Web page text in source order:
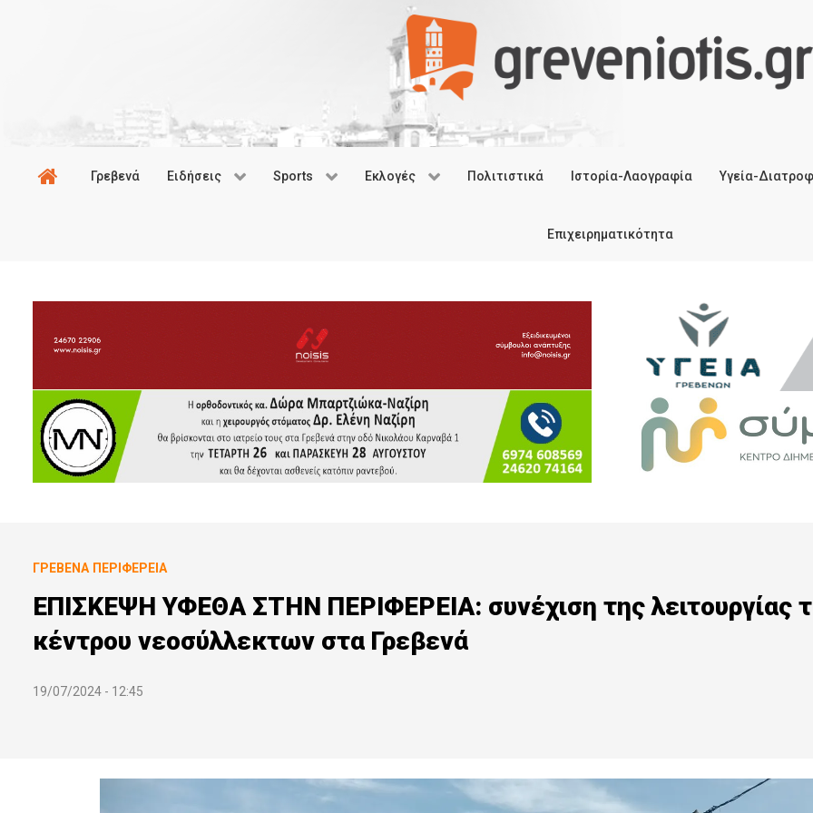
Γρεβενά Ειδήσεις Sports Εκλογές Πολιτιστικά Ιστορία-Λαογραφία Υγεία-
Επιχειρηματικότητα
ΓΡΕΒΕΝΆ ΠΕΡΙΦΈΡΕΙΑ
ΕΠΙΣΚΕΨΗ ΥΦΕΘΑ ΣΤΗΝ ΠΕΡΙΦΕΡΕΙΑ: συνέχιση της λειτουργίας
κέντρου νεοσύλλεκτων στα Γρεβενά
19/07/2024 - 12:45